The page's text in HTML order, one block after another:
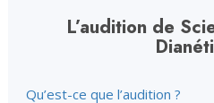
L’audition de
Qu’est-ce que l’audition ?